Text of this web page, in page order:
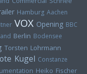
Hamburg Aachen
VOX Opening BBC
Berlin Bodensee
Torsten Lohrmann
Kugel Constanze
Heiko Fischer